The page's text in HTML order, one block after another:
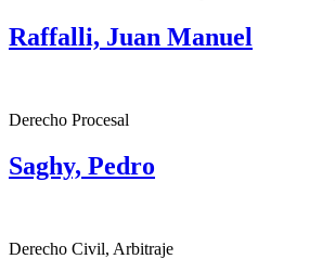
Raffalli, Juan Manuel
Derecho Procesal
Saghy, Pedro
Derecho Civil, Arbitraje